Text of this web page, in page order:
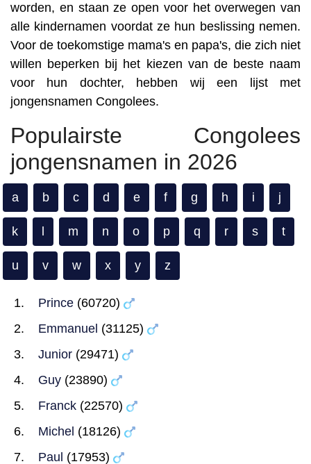
worden, en staan ze open voor het overwegen van
alle kindernamen voordat ze hun beslissing nemen.
Voor de toekomstige mama's en papa's, die zich niet
willen beperken bij het kiezen van de beste naam
voor hun dochter, hebben wij een lijst met
jongensnamen Congolees.
Populairste Congolees
jongensnamen in 2026
a b c d e f g h i j
k m n o p q r s t
u v w x y z
Prince (60720)
Emmanuel (31125)
Junior (29471)
Guy (23890)
Franck (22570)
Michel (18126)
Paul (17953)